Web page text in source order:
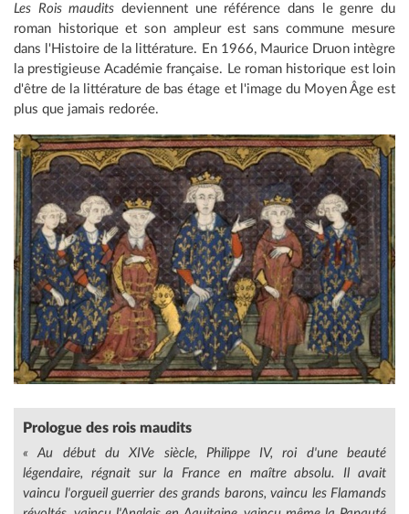
Les Rois maudits deviennent une référence dans le genre du
roman historique et son ampleur est sans commune mesure
dans l'Histoire de la littérature. En 1966, Maurice Druon intègre
la prestigieuse Académie française. Le roman historique est loin
d'être de la littérature de bas étage et l'image du Moyen Âge est
plus que jamais redorée.
Prologue des rois maudits
« Au début du XIVe siècle, Philippe IV, roi d'une beauté
légendaire, régnait sur la France en maître absolu. Il avait
vaincu l'orgueil guerrier des grands barons, vaincu les Flamands